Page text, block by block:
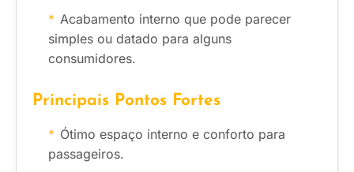
Acabamento interno que pode parecer
simples ou datado para alguns
consumidores.
Principais Pontos Fortes
Ótimo espaço interno e conforto para
passageiros.